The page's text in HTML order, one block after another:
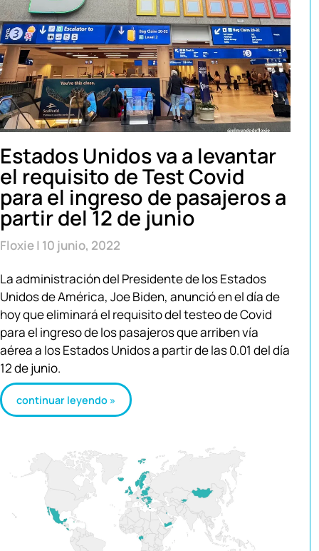
Estados Unidos va a levantar
el requisito de Test Covid
para el ingreso de pasajeros a
partir del 12 de junio
Floxie 10 junio, 2022
La administración del Presidente de los Estados
Unidos de América, Joe Biden, anunció en el día de
hoy que eliminará el requisito del testeo de Covid
para el ingreso de los pasajeros que arriben vía
aérea a los Estados Unidos a partir de las 0.01 del día
12 de junio.
continuar leyendo »